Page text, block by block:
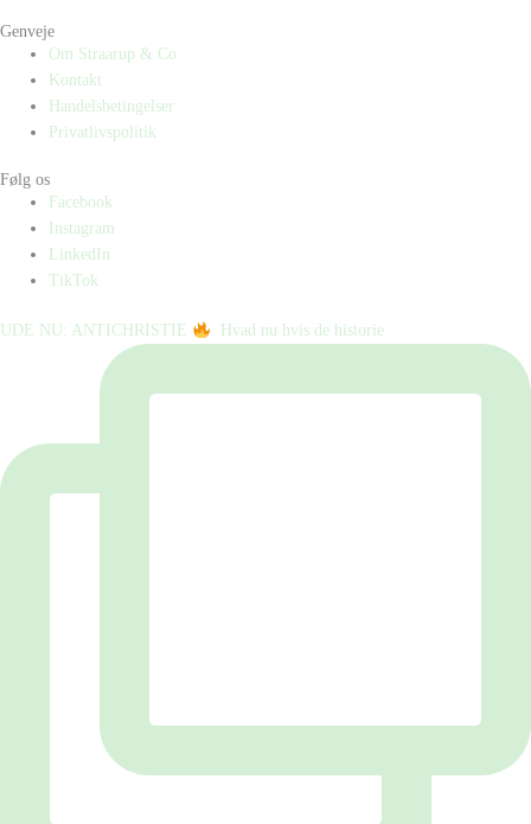
Genveje
Om Straarup & Co
Kontakt
Handelsbetingelser
Privatlivspolitik
Følg os
Facebook
Instagram
LinkedIn
TikTok
UDE NU: ANTICHRISTIE ⁠ ⁠ Hvad nu hvis de historie